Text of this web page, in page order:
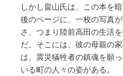
しかし畠山氏は、この本を
後のページに、一枚の写真
さ、つまり陸前高田の生活
だ。そこには、彼の母親の
は、震災犠牲者の鎮魂を願
いる町の人々の姿がある。